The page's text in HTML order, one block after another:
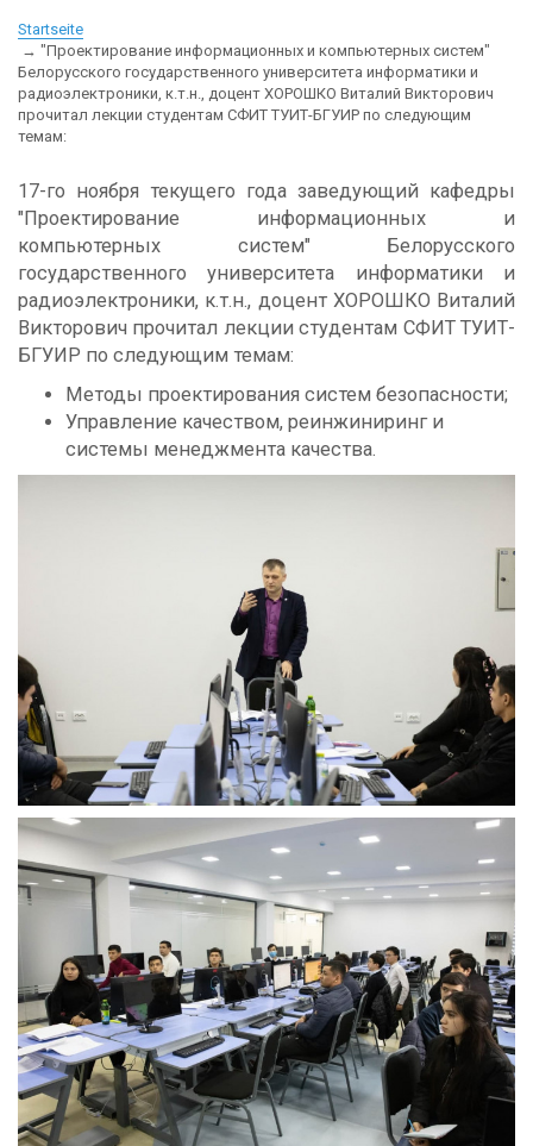
Startseite
"Проектирование информационных и компьютерных систем"
Белорусского государственного университета информатики и
радиоэлектроники, к.т.н., доцент ХОРОШКО Виталий Викторович
прочитал лекции студентам СФИТ ТУИТ-БГУИР по следующим
темам:
17-го ноября текущего года заведующий кафедры
"Проектирование информационных и
компьютерных систем" Белорусского
государственного университета информатики и
радиоэлектроники, к.т.н., доцент ХОРОШКО Виталий
Викторович прочитал лекции студентам СФИТ ТУИТ-
БГУИР по следующим темам:
Методы проектирования систем безопасности;
Управление качеством, реинжиниринг и
системы менеджмента качества.